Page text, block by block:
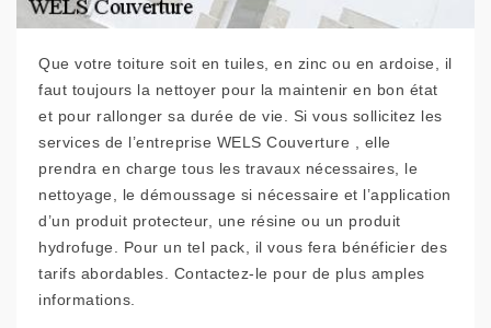
Que votre toiture soit en tuiles, en zinc ou en ardoise, il
faut toujours la nettoyer pour la maintenir en bon état
et pour rallonger sa durée de vie. Si vous sollicitez les
services de l’entreprise WELS Couverture , elle
prendra en charge tous les travaux nécessaires, le
nettoyage, le démoussage si nécessaire et l’application
d’un produit protecteur, une résine ou un produit
hydrofuge. Pour un tel pack, il vous fera bénéficier des
tarifs abordables. Contactez-le pour de plus amples
informations.